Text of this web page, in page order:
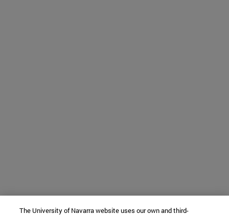
The University of Navarra website uses our own and third-